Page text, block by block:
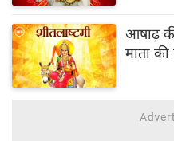
आषाढ़
माता